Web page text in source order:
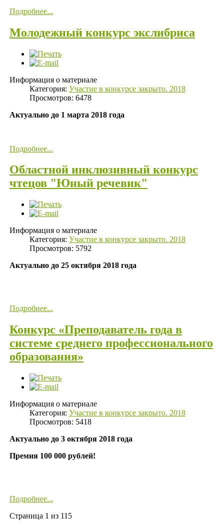
Подробнее...
Молодежный конкурс экслибриса
Информация о материале
Категория: Участие в конкурсе закрыто. 2018
Просмотров: 6478
Актуально до 1 марта 2018 года
Подробнее...
Областной инклюзивный конкурс
чтецов "Юный речевик"
Информация о материале
Категория: Участие в конкурсе закрыто. 2018
Просмотров: 5792
Актуально до 25 октября 2018 года
Подробнее...
Конкурс «Преподаватель года в
системе среднего профессионального
образования»
Информация о материале
Категория: Участие в конкурсе закрыто. 2018
Просмотров: 5418
Актуально до 3 октября 2018 года
Премия 100 000 рублей!
Подробнее...
Страница 1 из 115